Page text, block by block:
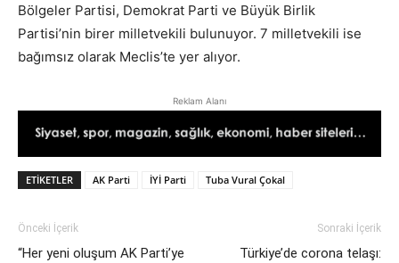
Bölgeler Partisi, Demokrat Parti ve Büyük Birlik
Partisi’nin birer milletvekili bulunuyor. 7 milletvekili ise
bağımsız olarak Meclis’te yer alıyor.
Reklam Alanı
ETIKETLER AK Parti İYİ Parti Tuba Vural Çokal
Önceki İçerik
“Her yeni oluşum AK Parti’ye
Sonraki İçerik
Türkiye’de corona telaşı: